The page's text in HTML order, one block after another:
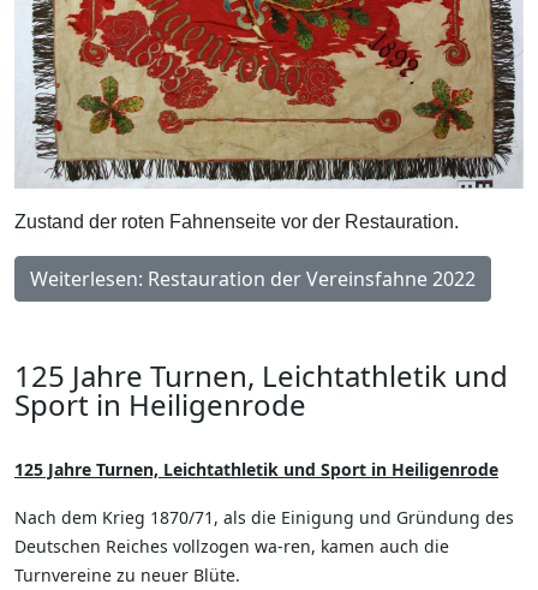
Zustand der roten Fahnenseite vor der Restauration.
Weiterlesen: Restauration der Vereinsfahne 2022
125 Jahre Turnen, Leichtathletik und
Sport in Heiligenrode
125 Jahre Turnen, Leichtathletik und Sport in Heiligenrode
Nach dem Krieg 1870/71, als die Einigung und Gründung des
Deutschen Reiches vollzogen wa-ren, kamen auch die
Turnvereine zu neuer Blüte.